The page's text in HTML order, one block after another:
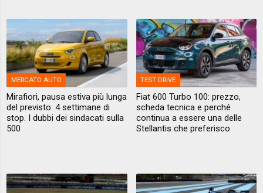
MERCATO AUTO
Mirafiori, pausa estiva più lunga
del previsto: 4 settimane di
stop. I dubbi dei sindacati sulla
500
TEST DRIVE
Fiat 600 Turbo 100: prezzo,
scheda tecnica e perché
continua a essere una delle
Stellantis che preferisco